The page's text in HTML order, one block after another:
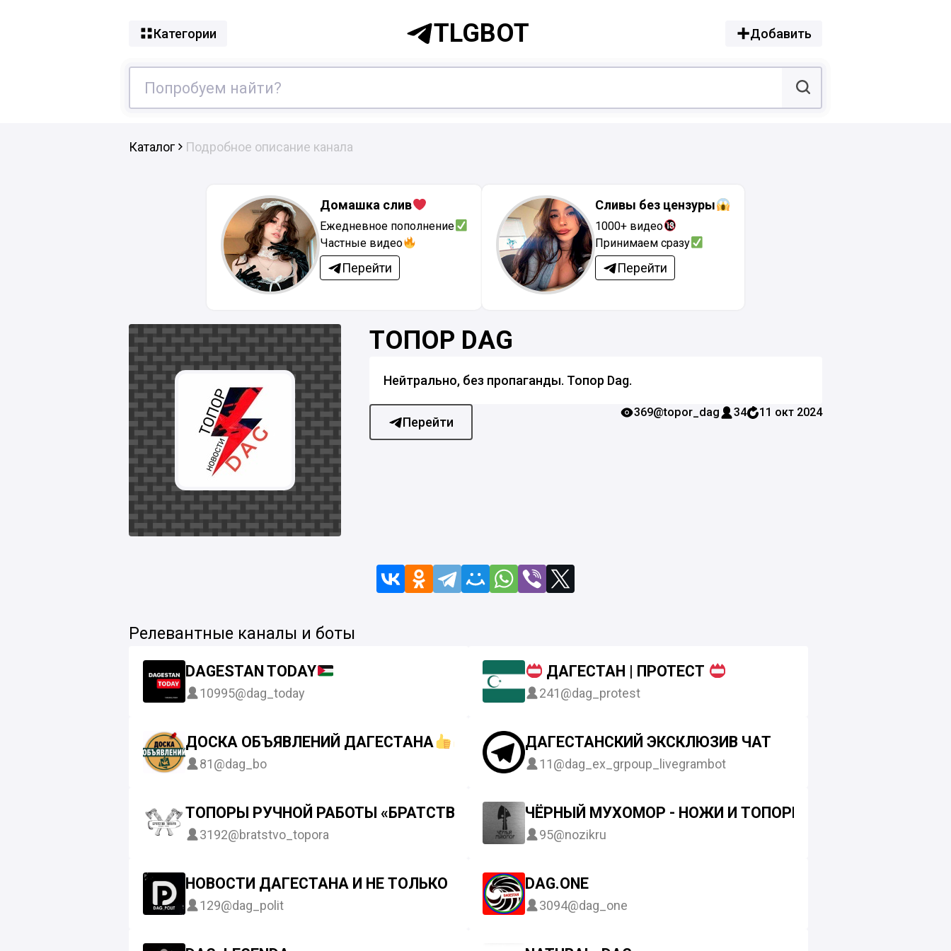
Категории TLGBOT Добавить
Каталог Подробное описание канала
Домашка слив
Ежедневное пополнение
Частные видео
Перейти
Сливы без цензуры
1000+ видео
Принимаем сразу
Перейти
ТОПОР DAG
Нейтрально, без пропаганды. Топор Dag.
Перейти
369@topor_dag 34 11 окт 2024
Релевантные каналы и боты
DAGESTAN TODAY
10995@dag_today
ДАГЕСТАН | ПРОТЕСТ
241@dag_protest
ДОСКА ОБЪЯВЛЕНИЙ ДАГЕСТАНА
81@dag_bo
ДАГЕСТАНСКИЙ ЭКСКЛЮЗИВ ЧАТ
11@dag_ex_grpoup_livegrambot
ТОПОРЫ РУЧНОЙ РАБОТЫ «БРАТСТВО ТОПОРА»
3192@bratstvo_topora
ЧЁРНЫЙ МУХОМОР - НОЖИ И ТОПОРЫ РУЧНОЙ КОВКИ
95@nozikru
НОВОСТИ ДАГЕСТАНА И НЕ ТОЛЬКО
129@dag_polit
DAG.ONE
3094@dag_one